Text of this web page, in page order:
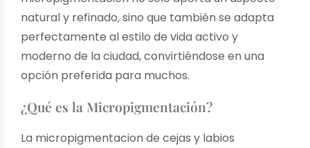
natural y refinado, sino que también se adapta
perfectamente al estilo de vida activo y
moderno de la ciudad, convirtiéndose en una
opción preferida para muchos.
¿Qué es la Micropigmentación?
La micropigmentacion de cejas y labios